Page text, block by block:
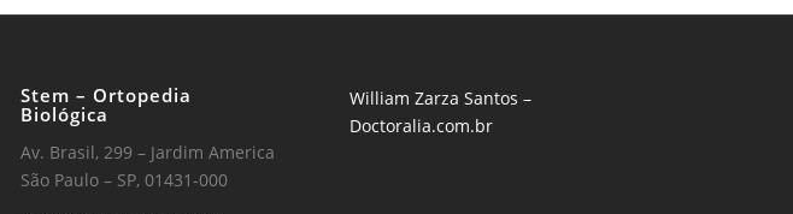
Stem – Ortopedia
Biológica
Av. Brasil, 299 – Jardim America
São Paulo – SP, 01431-000
William Zarza Santos –
Doctoralia.com.br